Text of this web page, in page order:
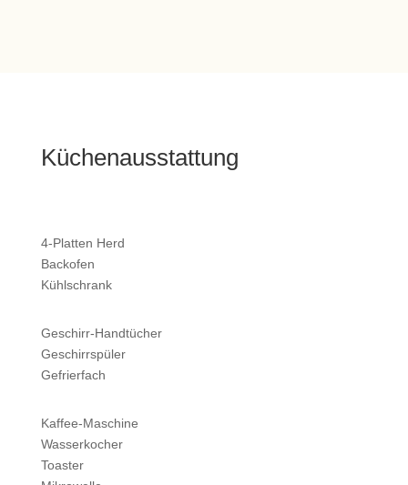
Küchenausstattung
4-Platten Herd
Backofen
Kühlschrank
Geschirr-Handtücher
Geschirrspüler
Gefrierfach
Kaffee-Maschine
Wasserkocher
Toaster